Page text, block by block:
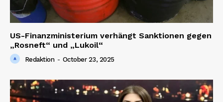
SUBSCRIBE NOW
About us
US-Finanzministerium verhängt Sanktionen gegen
„Rosneft“ und „Lukoil“
Redaktion - October 23, 2025